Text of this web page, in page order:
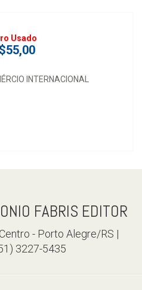
Usado
INTERNACIONAL
FABRIS EDITOR
- Porto Alegre/RS |
3227-5435